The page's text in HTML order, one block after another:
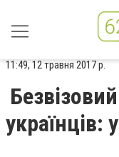
11:49, 12 травня 2017 р.
українців: